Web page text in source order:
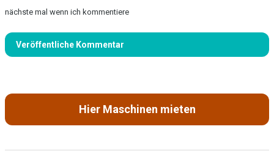
nächste mal wenn ich kommentiere
Veröffentliche Kommentar
Hier Maschinen mieten